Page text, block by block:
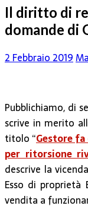
Il diritto di
domande di
2 Febbraio 2019
Pubblichiamo, di
scrive in merito
titolo “Gestore fa
per ritorsione
descrive la
Esso di proprietà
vendita a